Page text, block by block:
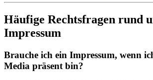
Häufige Rechtsfragen rund
Impressum
Brauche ich ein Impressum, wenn
Media präsent bin?